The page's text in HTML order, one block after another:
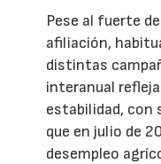
Pese al fuerte
afiliación,
distintas
interanual
estabilidad, con
que en julio de
desempleo